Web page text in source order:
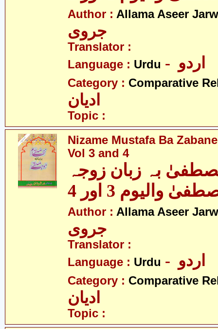
Author : Allama Aseer
جروی
Translator :
Language : Urdu
Category : Comparative
ادیان
Topic :
Nizame Mustafa Ba
Vol 3 and 4
بہ زبان زوجہ
Author : Allama Aseer
جروی
Translator :
Language : Urdu
Category : Comparative
ادیان
Topic :